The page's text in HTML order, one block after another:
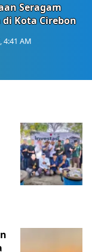
Seragam
di Kota Cirebon
4:41 AM